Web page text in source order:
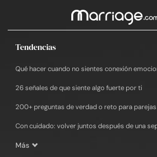
Tendencias
Qué hacer cuando no sientes conexión
26 señales de que siente algo fuerte por ti
200+ preguntas de verdad o reto para parejas
Con cuidado: volver juntos después de una
Más